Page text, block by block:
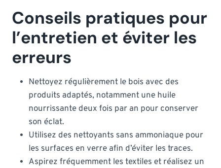
Conseils pratiques pour
l’entretien et éviter les
erreurs
Nettoyez régulièrement le bois avec des
produits adaptés, notamment une huile
nourrissante deux fois par an pour conserver
son éclat.
Utilisez des nettoyants sans ammoniaque pour
les surfaces en verre afin d’éviter les traces.
Aspirez fréquemment les textiles et réalisez un